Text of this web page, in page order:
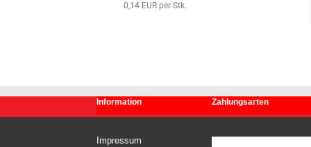
0,14 EUR per Stk.
Information Zahlungsarten
Impressum